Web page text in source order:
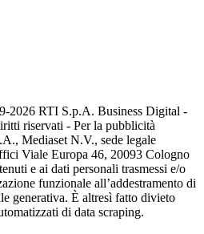
2026 RTI S.p.A. Business Digital -
riservati - Per la pubblicità
Mediaset N.V., sede legale
Viale Europa 46, 20093 Cologno
e ai dati personali trasmessi e/o
funzionale all’addestramento di
generativa. È altresì fatto divieto
di data scraping.